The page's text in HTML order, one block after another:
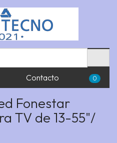
Contacto 0
Fonestar
TV de 13-55"/